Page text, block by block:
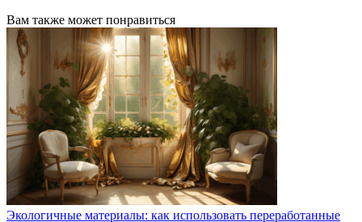
Вам также может понравиться
Экологичные материалы: как использовать переработанные